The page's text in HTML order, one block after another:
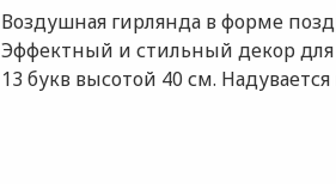
Воздушная гирлянда в форме
Эффектный и стильный декор для
13 букв высотой 40 см.